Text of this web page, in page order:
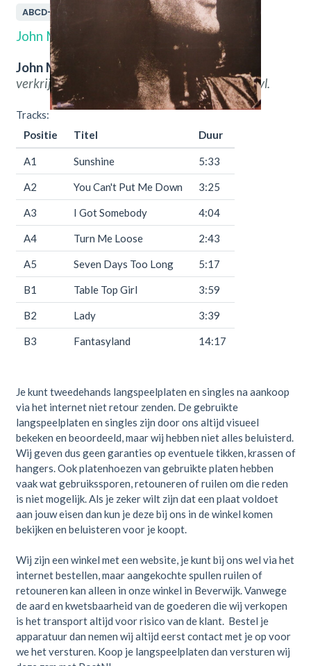
ABCD-958
John Mayall
John Mayall – A Banquet In Blues.
Nu
verkrijgbaar bij
ThrowbackVintage Hifi & Vinyl.
Tracks:
Positie
Titel Duur
A1 Sunshine 5:33
A2 You Can't Put Me Down 3:25
A3 I Got Somebody 4:04
A4 Turn Me Loose 2:43
A5 Seven Days Too Long 5:17
B1 Table Top Girl 3:59
B2 Lady 3:39
B3 Fantasyland 14:17
Je kunt tweedehands langspeelplaten en singles na aankoop
via het internet niet retour zenden. De gebruikte
langspeelplaten en singles zijn door ons altijd visueel
bekeken en beoordeeld, maar wij hebben niet alles beluisterd.
Wij geven dus geen garanties op eventuele tikken, krassen of
hangers. Ook platenhoezen van gebruikte platen hebben
vaak wat gebruikssporen, retouneren of ruilen om die reden
is niet mogelijk. Als je zeker wilt zijn dat een plaat voldoet
aan jouw eisen dan kun je deze bij ons in de winkel komen
bekijken en beluisteren voor je koopt.
Wij zijn een winkel met een website, je kunt bij ons wel via het
internet bestellen, maar aangekochte spullen ruilen of
retouneren kan alleen in onze winkel in Beverwijk. Vanwege
de aard en kwetsbaarheid van de goederen die wij verkopen
is het transport altijd voor risico van de klant. Bestel je
apparatuur dan nemen wij altijd eerst contact met je op voor
we het versturen. Koop je langspeelplaten dan versturen wij